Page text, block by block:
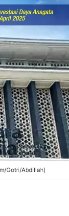
Gotri/Abdillah)